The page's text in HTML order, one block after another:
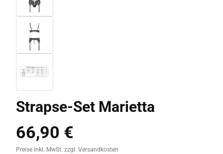
Strapse-Set Marietta
Regulärer Preis:
66,90 €
Preise inkl. MwSt. zzgl. Versandkosten